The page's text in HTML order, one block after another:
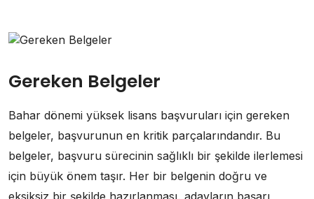
Gereken Belgeler
Bahar dönemi yüksek lisans başvuruları için gereken
belgeler, başvurunun en kritik parçalarındandır. Bu
belgeler, başvuru sürecinin sağlıklı bir şekilde ilerlemesi
için büyük önem taşır. Her bir belgenin doğru ve
eksiksiz bir şekilde hazırlanması, adayların başarı